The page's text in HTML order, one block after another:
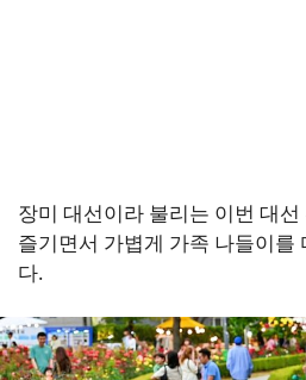
장미 대선이라 불리는 이번 대
즐기면서 가볍게 가족 나들이를
다.